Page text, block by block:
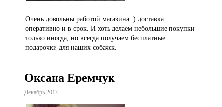
Очень довольны работой магазина :) доставка
оперативно и в срок. И хоть делаем небольшие покупки
только иногда, но всегда получаем бесплатные
подарочки для наших собачек.
Оксана Еремчук
Декабрь 2017